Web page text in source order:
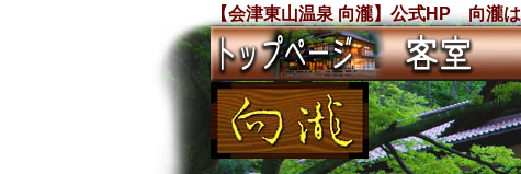
【会津東山温泉 向瀧】公式HP 向瀧